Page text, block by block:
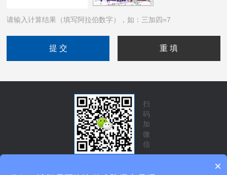
请输入计算结果（填写阿拉伯数字），如：三加四=7
扫
码
加
微
信
×